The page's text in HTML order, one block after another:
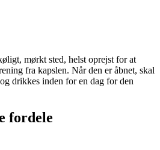
mørkt sted, helst oprejst for at
fra kapslen. Når den er åbnet, skal
drikkes inden for en dag for den
fordele